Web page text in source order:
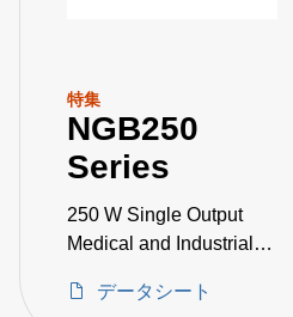
特集
NGB250
Series
250 W Single Output
Medical and Industrial
データシート